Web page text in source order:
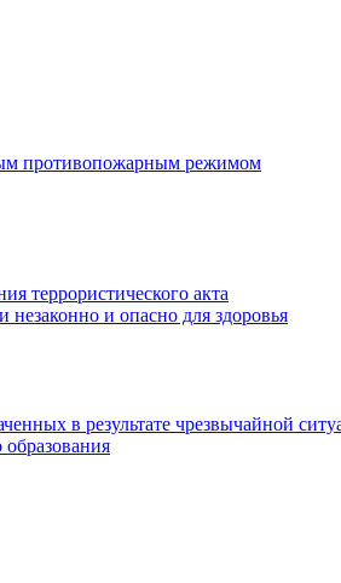
противопожарным режимом
террористического акта
и опасно для здоровья
в результате чрезвычайной